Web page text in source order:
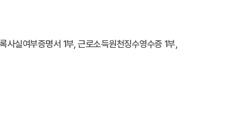
실여부증명서 1부, 근로소득원천징수영수증 1부,